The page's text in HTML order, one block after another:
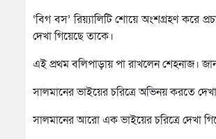
‘বিগ বস’ রিয়্যালিটি শোয়ে অংশগ্রহণ করে
দেখা গিয়েছে তাকে।
এই প্রথম বলিপাড়ায় পা রাখলেন শেহনাজ।
সালমানের ভাইয়ের চরিত্রে অভিনয় করতে
সালমানের আরো এক ভাইয়ের চরিত্রে দেখা